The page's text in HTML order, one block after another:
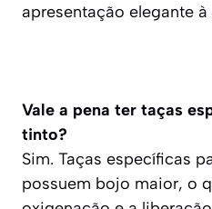
apresentação elegante à
Vale a pena ter taças
tinto?
Sim. Taças específicas
possuem bojo maior, o